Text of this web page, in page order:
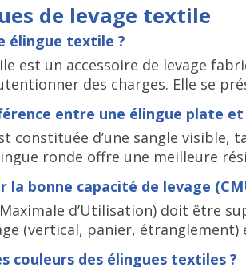
de levage textile
élingue textile ?
est un accessoire de levage
des charges. Elle se
entre une élingue plate
constituée d’une sangle
ronde offre une meilleure
la bonne capacité de levage
Maximale d’Utilisation) doit être
(vertical, panier,
couleurs des élingues textiles ?